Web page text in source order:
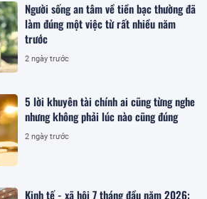
Người sống an tâm về tiền bạc thường đã
làm đúng một việc từ rất nhiều năm
trước
2 ngày trước
5 lời khuyên tài chính ai cũng từng nghe
nhưng không phải lúc nào cũng đúng
2 ngày trước
Kinh tế - xã hội 7 tháng đầu năm 2026: